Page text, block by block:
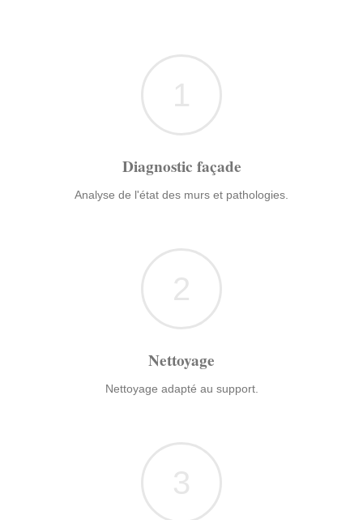
1
Diagnostic façade
Analyse de l'état des murs et pathologies.
2
Nettoyage
Nettoyage adapté au support.
3